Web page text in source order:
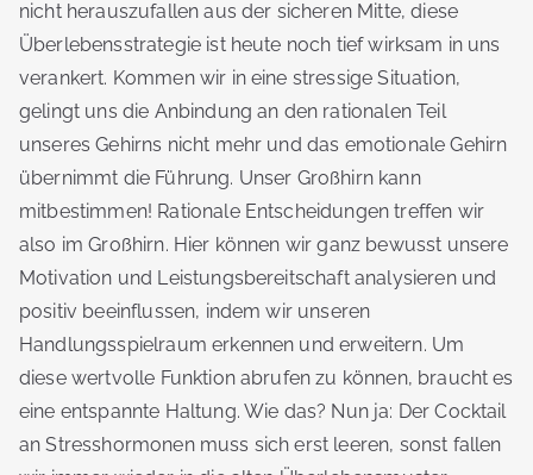
nicht herauszufallen aus der sicheren Mitte, diese
Überlebensstrategie ist heute noch tief wirksam in uns
verankert. Kommen wir in eine stressige Situation,
gelingt uns die Anbindung an den rationalen Teil
unseres Gehirns nicht mehr und das emotionale Gehirn
übernimmt die Führung. Unser Großhirn kann
mitbestimmen! Rationale Entscheidungen treffen wir
also im Großhirn. Hier können wir ganz bewusst unsere
Motivation und Leistungsbereitschaft analysieren und
positiv beeinflussen, indem wir unseren
Handlungsspielraum erkennen und erweitern. Um
diese wertvolle Funktion abrufen zu können, braucht es
eine entspannte Haltung. Wie das? Nun ja: Der Cocktail
an Stresshormonen muss sich erst leeren, sonst fallen